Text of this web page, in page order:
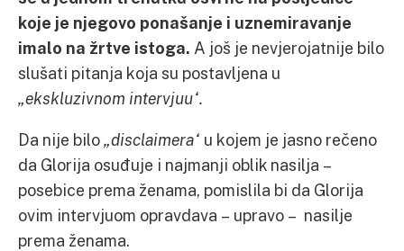
koje je njegovo ponašanje i uznemiravanje
imalo na žrtve istoga. A još je nevjerojatnije bilo
slušati pitanja koja su postavljena u
„ekskluzivnom intervjuu“.
Da nije bilo„disclaimera“ u kojem je jasno rečeno
da Glorija osuđuje i najmanji oblik nasilja –
posebice prema ženama, pomislila bi da Glorija
ovim intervjuom opravdava – upravo – nasilje
prema ženama.